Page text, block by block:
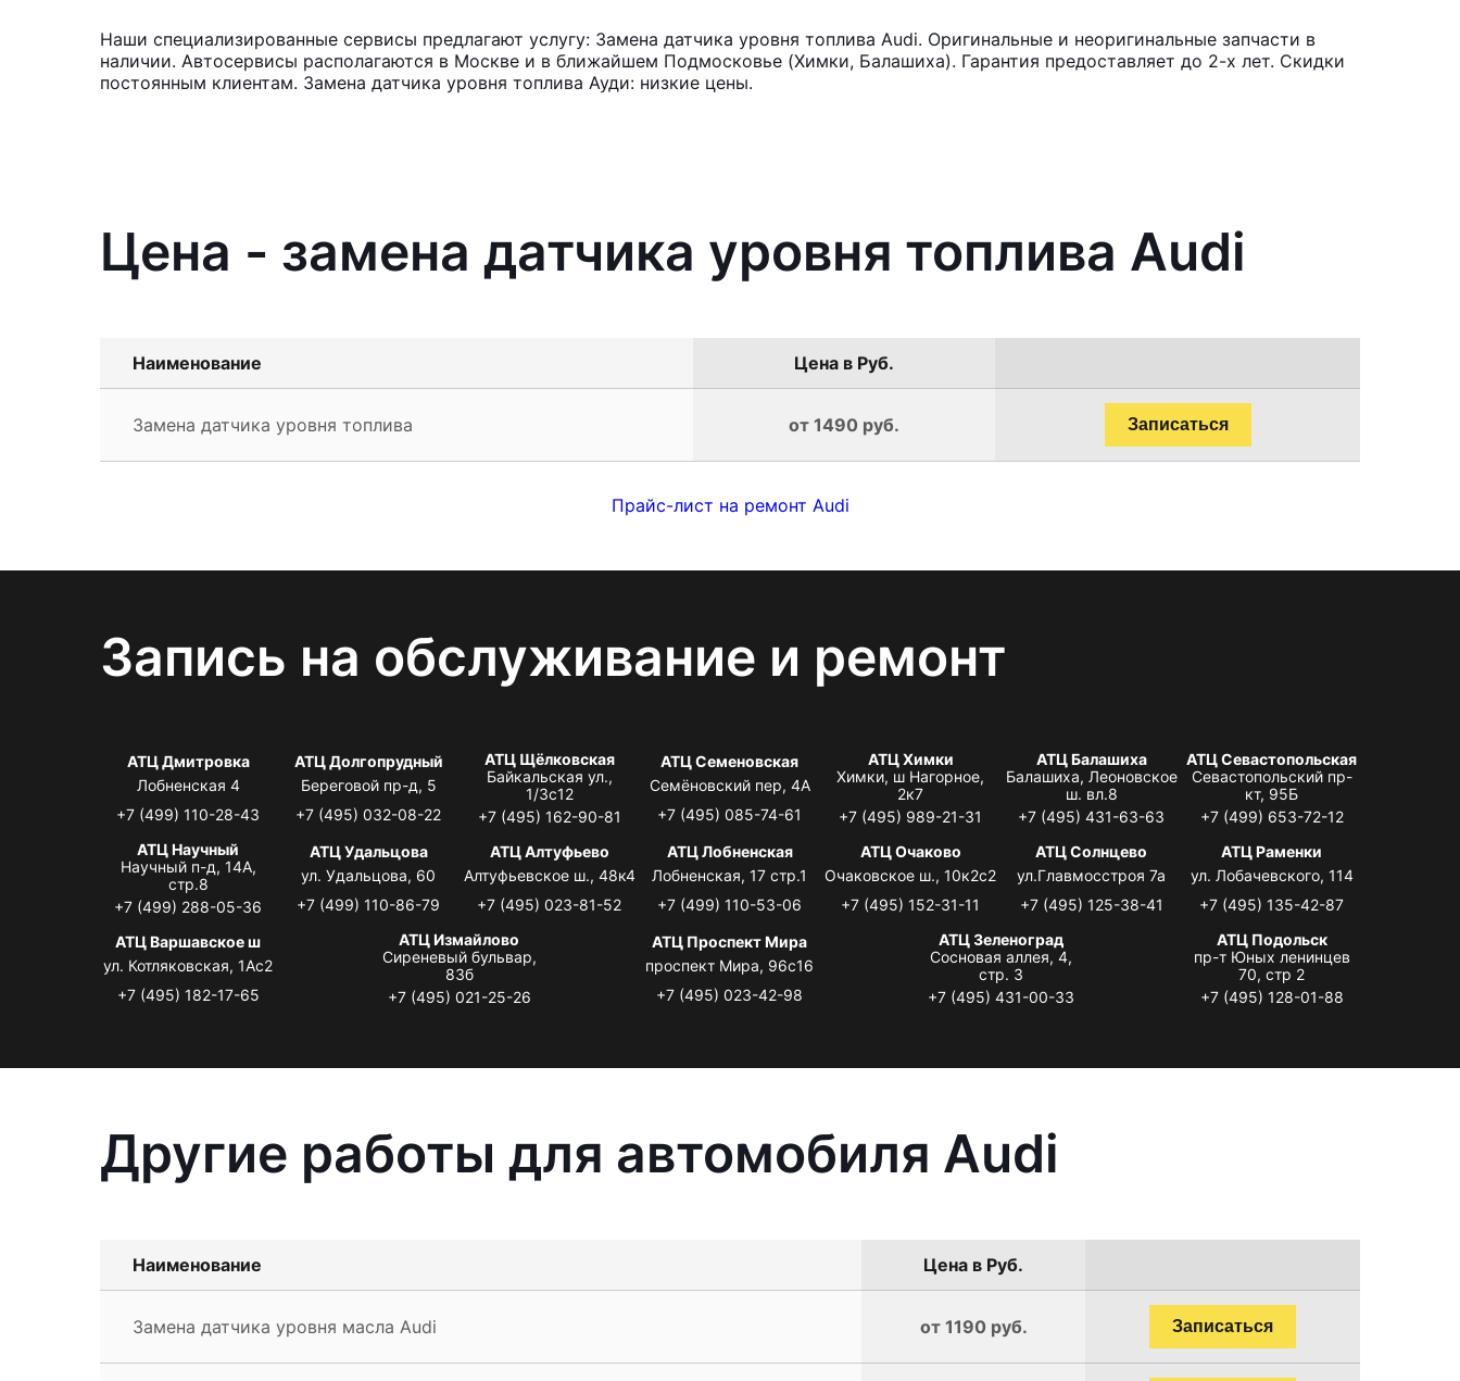
Наши специализированные сервисы предлагают услугу: Замена датчика уровня топлива Audi. Оригинальные и неоригинальные запчасти в
наличии. Автосервисы располагаются в Москве и в ближайшем Подмосковье (Химки, Балашиха). Гарантия предоставляет до 2-х лет. Скидки
постоянным клиентам. Замена датчика уровня топлива Ауди: низкие цены.
Цена - замена датчика уровня топлива Audi
Наименование Цена в Руб.
Замена датчика уровня топлива от 1490 руб. Записаться
Прайс-лист на ремонт Audi
Запись на обслуживание и ремонт
АТЦ Дмитровка
Лобненская 4
+7 (499) 110-28-43
АТЦ Долгопрудный
Береговой пр-д, 5
+7 (495) 032-08-22
АТЦ Щёлковская
Байкальская ул.,
1/3с12
+7 (495) 162-90-81
АТЦ Семеновская
Семёновский пер, 4А
+7 (495) 085-74-61
АТЦ Химки
Химки, ш Нагорное,
2к7
+7 (495) 989-21-31
АТЦ Балашиха
Балашиха, Леоновское
ш. вл.8
+7 (495) 431-63-63
АТЦ Севастопольская
Севастопольский пр-
кт, 95Б
+7 (499) 653-72-12
АТЦ Научный
Научный п-д, 14А,
стр.8
+7 (499) 288-05-36
АТЦ Удальцова
ул. Удальцова, 60
+7 (499) 110-86-79
АТЦ Алтуфьево
Алтуфьевское ш., 48к4
+7 (495) 023-81-52
АТЦ Лобненская
Лобненская, 17 стр.1
+7 (499) 110-53-06
АТЦ Очаково
Очаковское ш., 10к2с2
+7 (495) 152-31-11
АТЦ Солнцево
ул.Главмосстроя 7а
+7 (495) 125-38-41
АТЦ Раменки
ул. Лобачевского, 114
+7 (495) 135-42-87
АТЦ Варшавское ш
ул. Котляковская, 1Ас2
+7 (495) 182-17-65
АТЦ Измайлово
Сиреневый бульвар,
83б
+7 (495) 021-25-26
АТЦ Проспект Мира
проспект Мира, 96с16
+7 (495) 023-42-98
АТЦ Зеленоград
Сосновая аллея, 4,
стр. 3
+7 (495) 431-00-33
АТЦ Подольск
пр-т Юных ленинцев
70, стр 2
+7 (495) 128-01-88
Другие работы для автомобиля Audi
Наименование Цена в Руб.
Замена датчика уровня масла Audi от 1190 руб. Записаться